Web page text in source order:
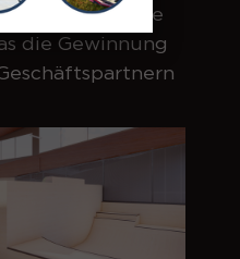
viele Monate
die Gewinnung